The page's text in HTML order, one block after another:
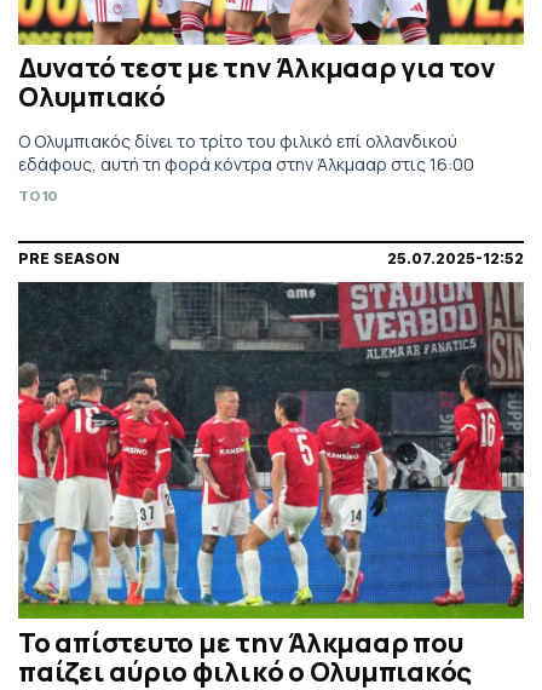
Δυνατό τεστ με την Άλκμααρ για τον
Ολυμπιακό
Ο Ολυμπιακός δίνει το τρίτο του φιλικό επί ολλανδικού
εδάφους, αυτή τη φορά κόντρα στην Άλκμααρ στις 16:00
TO10
PRE SEASON 25.07.2025-12:52
Το απίστευτο με την Άλκμααρ που
παίζει αύριο φιλικό ο Ολυμπιακός